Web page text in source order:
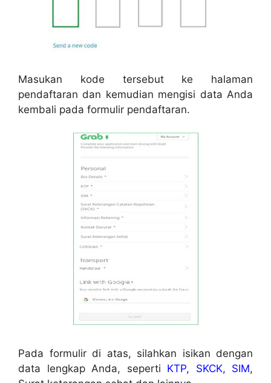
Masukan kode tersebut ke halaman
pendaftaran dan kemudian mengisi data Anda
kembali pada formulir pendaftaran.
Pada formulir di atas, silahkan isikan dengan
data lengkap Anda, seperti KTP, SKCK, SIM,